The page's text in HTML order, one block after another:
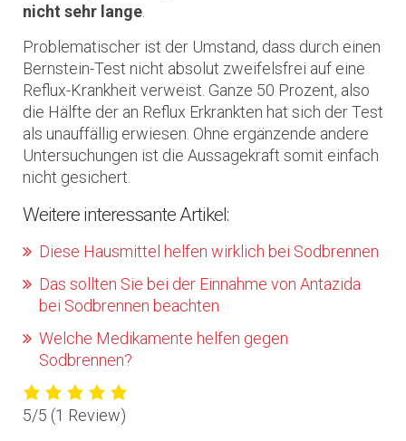
nicht sehr lange
Problematischer ist der Umstand, dass durch einen
Bernstein-Test nicht absolut zweifelsfrei auf eine
Reflux-Krankheit verweist. Ganze 50 Prozent, also
die Hälfte der an Reflux Erkrankten hat sich der Test
als unauffällig erwiesen. Ohne ergänzende andere
Untersuchungen ist die Aussagekraft somit einfach
nicht gesichert.
Weitere interessante Artikel:
Diese Hausmittel helfen wirklich bei Sodbrennen
Das sollten Sie bei der Einnahme von Antazida
bei Sodbrennen beachten
Welche Medikamente helfen gegen
Sodbrennen?
5/5 (1 Review)